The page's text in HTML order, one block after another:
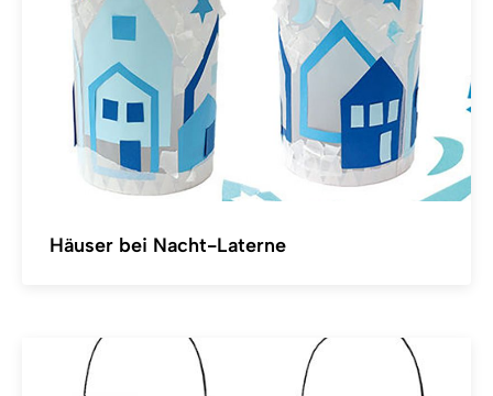
Häuser bei Nacht-Laterne